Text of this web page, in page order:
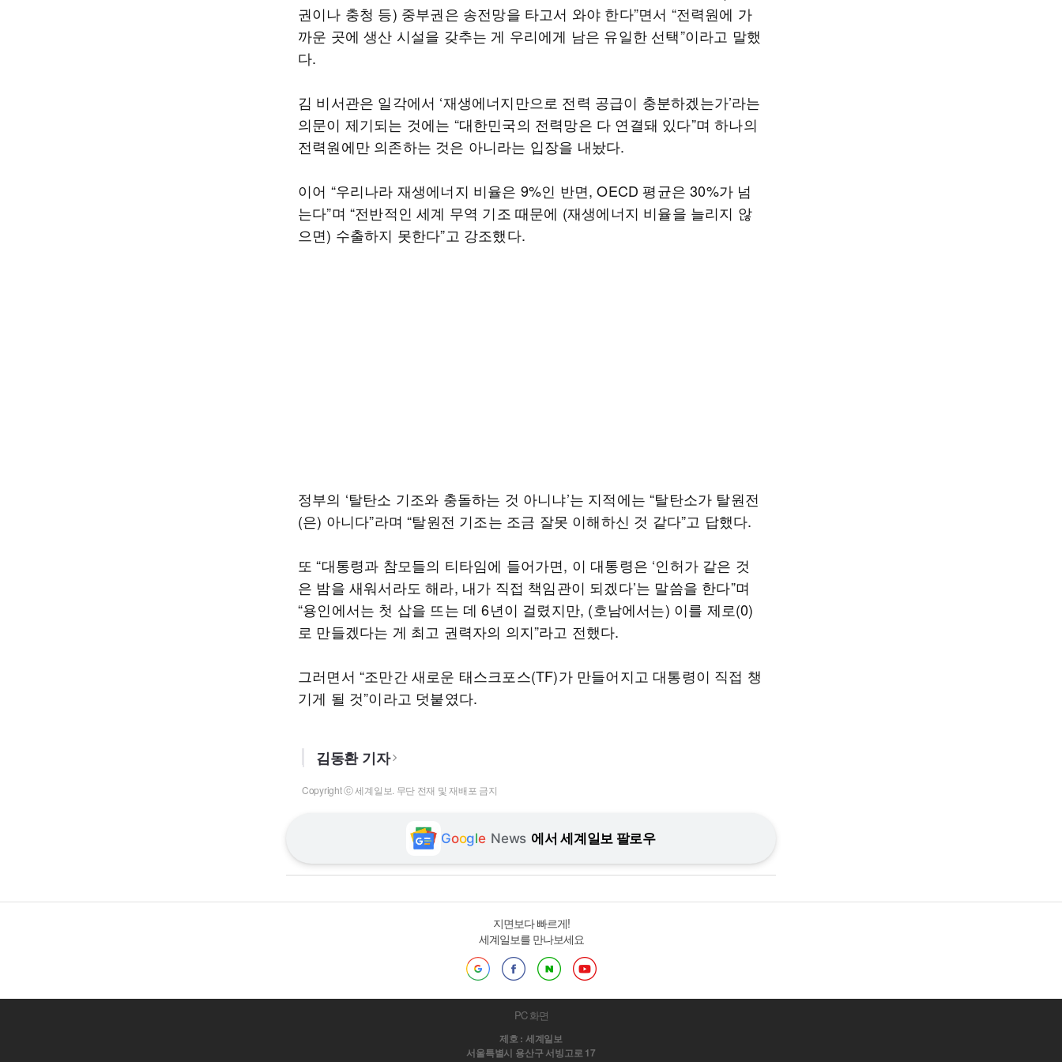
권이나 충청 등) 중부권은 송전망을 타고서 와야 한다”면서 “전력원에 가
까운 곳에 생산 시설을 갖추는 게 우리에게 남은 유일한 선택”이라고 말했
다.
김 비서관은 일각에서 ‘재생에너지만으로 전력 공급이 충분하겠는가’라는
의문이 제기되는 것에는 “대한민국의 전력망은 다 연결돼 있다”며 하나의
전력원에만 의존하는 것은 아니라는 입장을 내놨다.
이어 “우리나라 재생에너지 비율은 9%인 반면, OECD 평균은 30%가 넘
는다”며 “전반적인 세계 무역 기조 때문에 (재생에너지 비율을 늘리지 않
으면) 수출하지 못한다”고 강조했다.
정부의 ‘탈탄소 기조와 충돌하는 것 아니냐’는 지적에는 “탈탄소가 탈원전
(은) 아니다”라며 “탈원전 기조는 조금 잘못 이해하신 것 같다”고 답했다.
또 “대통령과 참모들의 티타임에 들어가면, 이 대통령은 ‘인허가 같은 것
은 밤을 새워서라도 해라, 내가 직접 책임관이 되겠다’는 말씀을 한다”며
“용인에서는 첫 삽을 뜨는 데 6년이 걸렸지만, (호남에서는) 이를 제로(0)
로 만들겠다는 게 최고 권력자의 의지”라고 전했다.
그러면서 “조만간 새로운 태스크포스(TF)가 만들어지고 대통령이 직접 챙
기게 될 것”이라고 덧붙였다.
김동환 기자
Copyright ⓒ 세계일보. 무단 전재 및 재배포 금지
Google News 에서 세계일보 팔로우
지면보다 빠르게!
세계일보를 만나보세요
PC 화면
제호 : 세계일보
서울특별시 용산구 서빙고로 17